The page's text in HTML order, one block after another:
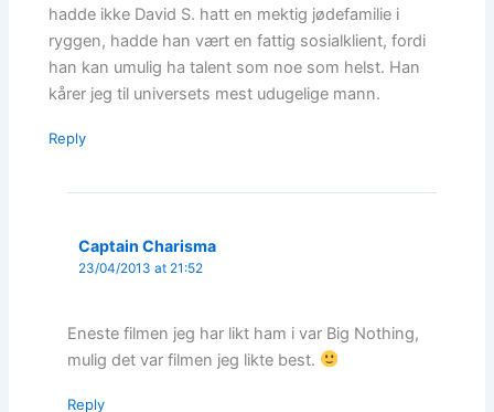
hadde ikke David S. hatt en mektig jødefamilie i
ryggen, hadde han vært en fattig sosialklient, fordi
han kan umulig ha talent som noe som helst. Han
kårer jeg til universets mest udugelige mann.
Reply
Captain Charisma
23/04/2013 at 21:52
Eneste filmen jeg har likt ham i var Big Nothing,
mulig det var filmen jeg likte best.
Reply